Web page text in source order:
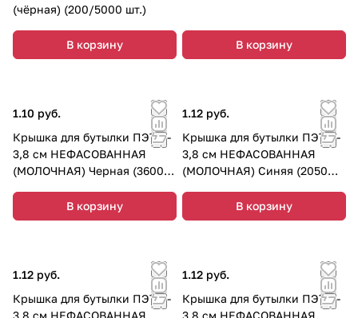
(чёрная) (200/5000 шт.)
В корзину В корзину
1.10 руб.
Крышка для бутылки ПЭТ d-
3,8 см НЕФАСОВАННАЯ
(МОЛОЧНАЯ) Черная (3600
В корзину
1.12 руб.
Крышка для бутылки ПЭТ d-
3,8 см НЕФАСОВАННАЯ
(МОЛОЧНАЯ) Синяя (2050
В корзину
1.12 руб.
Крышка для бутылки ПЭТ d-
3,8 см НЕФАСОВАННАЯ
1.12 руб.
Крышка для бутылки ПЭТ d-
3,8 см НЕФАСОВАННАЯ